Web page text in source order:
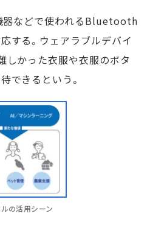
器などで使われるBluetooth
する。ウェアラブルデバイ
しかった衣服や衣服のボタ
できるという。
の活用シーン